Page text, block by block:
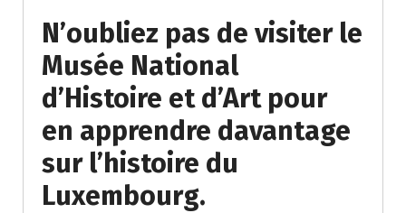
N’oubliez pas de visiter le
Musée National
d’Histoire et d’Art pour
en apprendre davantage
sur l’histoire du
Luxembourg.